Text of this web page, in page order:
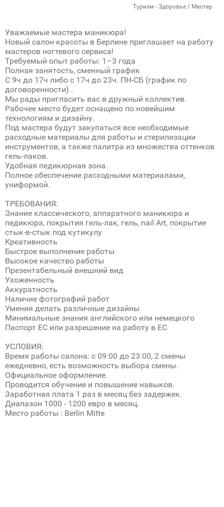
Туризм - Здоровье / Мастер
Уважаемые мастера маникюра!
Новый салон красоты в Берлине приглашает на работу
мастеров ногтевого сервиса!
Требуемый опыт работы: 1–3 года
Полная занятость, сменный график
С 9ч до 17ч либо с 17ч до 23ч. ПН-СБ (график по
договоренности) .
Мы рады пригласить вас в дружный коллектив.
Рабочее место будет оснащено по новейшим
технологиям и дизайну.
Под мастера будут закупаться все необходимые
расходные материалы для работы и стерилизации
инструментов, а также палитра из множества оттенков
гель-лаков.
Удобная педикюрная зона.
Полное обеспечение расходными материалами,
униформой.
ТРЕБОВАНИЯ:
Знание классического, аппаратного маникюра и
педикюра, покрытия гель-лак, гель, nail Art, покрытие
стык-в-стык под кутикулу
Креативность
Быстрое выполнение работы
Высокое качество работы
Презентабельный внешний вид
Ухоженность
Аккуратность
Наличие фотографий работ
Умения делать различные дизайны
Минимальные знания английского или немецкого
Паспорт ЕС или разрешение на работу в ЕС
УСЛОВИЯ:
Время работы салона: с 09:00 до 23:00, 2 смены
ежедневно, есть возможность выбора смены.
Официальное оформление.
Проводится обучение и повышение навыков.
Заработная плата 1 раз в месяц без задержек.
Диапазон 1000 - 1200 евро в месяц.
Место работы : Berlin Mitte